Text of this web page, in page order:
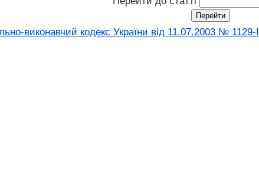
виконавчий кодекс України від 11.07.2003 № 1129-